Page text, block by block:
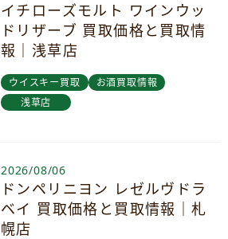
イチローズモルト ワインウッ
ドリザーブ 買取価格と買取情
報｜浅草店
ウイスキー買取
お酒買取情報
浅草店
2026/08/06
ドンペリニヨン レゼルヴドラ
ベイ 買取価格と買取情報｜札
幌店